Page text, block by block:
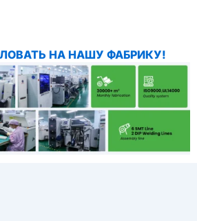
НА НАШУ ФАБРИКУ!